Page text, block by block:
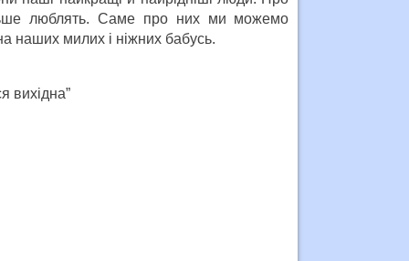
люблять. Саме про них ми можемо
наших милих і ніжних бабусь.
вихідна”